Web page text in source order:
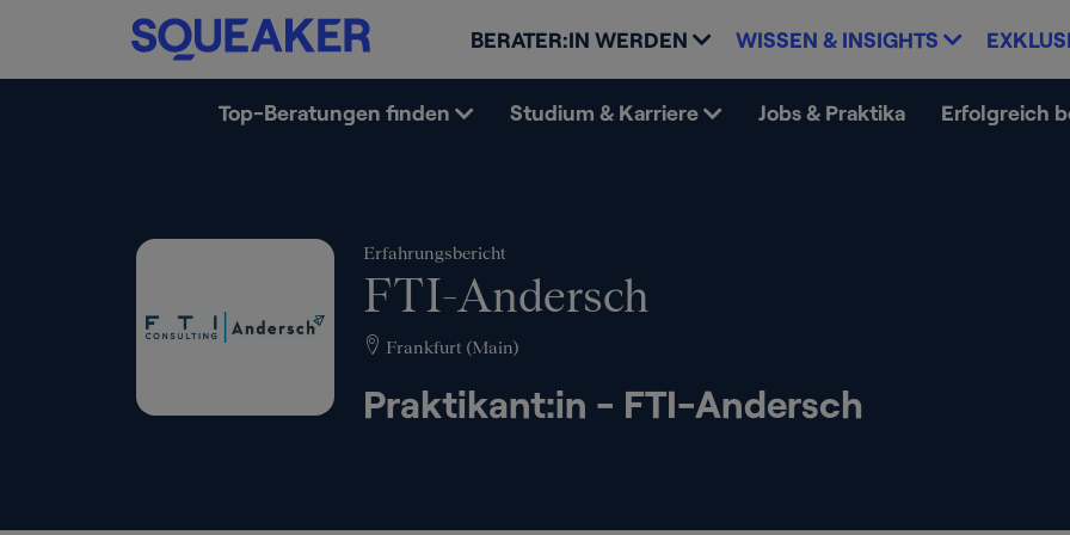
BERATER:IN WERDEN WISSEN & INSIGHTS
Top-Beratungen finden Studium & Karriere Jobs & Praktika Erfolgreich
Erfahrungsbericht
FTI-Andersch
Frankfurt (Main)
Praktikant:in - FTI-Andersch